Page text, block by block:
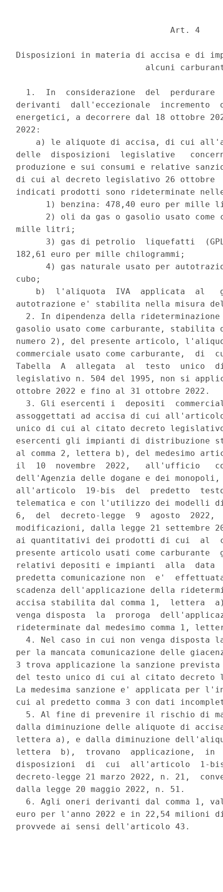
                               Art. 4
Disposizioni in materia di accisa e di
alcuni
1.  In  considerazione  del  perdurare
derivanti  dall'eccezionale
energetici, a decorrere dal 18 ottobre
2022:
a) le aliquote di accisa, di cui
delle  disposizioni  legislative
produzione e sui consumi e relative
di cui al decreto legislativo 26 ottobre
indicati prodotti sono rideterminate
1) benzina: 478,40 euro per mille
2) oli da gas o gasolio usato come
mille litri;
3) gas di petrolio  liquefatti
182,61 euro per mille chilogrammi;
4) gas naturale usato per
cubo;
b)  l'aliquota  IVA  applicata  al
autotrazione e' stabilita nella misura
2. In dipendenza della
gasolio usato come carburante,
numero 2), del presente articolo,
commerciale usato come carburante,  di
Tabella  A  allegata  al  testo  unico
legislativo n. 504 del 1995, non si
ottobre 2022 e fino al 31 ottobre 2022.
3. Gli esercenti i  depositi
assoggettati ad accisa di cui
unico di cui al citato decreto
esercenti gli impianti di distribuzione
al comma 2, lettera b), del medesimo
il  10  novembre  2022,   all'ufficio
dell'Agenzia delle dogane e dei
all'articolo  19-bis  del  predetto
telematica e con l'utilizzo dei modelli
6,  del  decreto-legge  9  agosto
modificazioni, dalla legge 21
ai quantitativi dei prodotti di cui  al
presente articolo usati come
relativi depositi e impianti  alla  data
predetta comunicazione non  e'
scadenza dell'applicazione della
accisa stabilita dal comma 1,  lettera
venga disposta  la  proroga
rideterminate dal medesimo comma 1,
4. Nel caso in cui non venga disposta
per la mancata comunicazione delle
3 trova applicazione la sanzione
del testo unico di cui al citato decreto
La medesima sanzione e' applicata per
cui al predetto comma 3 con dati
5. Al fine di prevenire il rischio di
dalla diminuzione delle aliquote di
lettera a), e dalla diminuzione
lettera  b),  trovano  applicazione,  in
disposizioni  di  cui  all'articolo  1-
decreto-legge 21 marzo 2022, n. 21,
dalla legge 20 maggio 2022, n. 51.
6. Agli oneri derivanti dal comma 1,
euro per l'anno 2022 e in 22,54 milioni